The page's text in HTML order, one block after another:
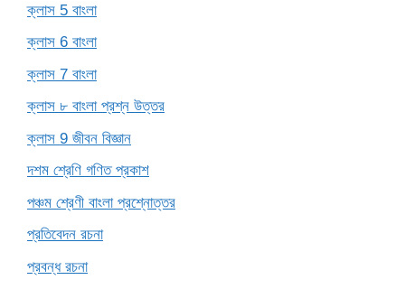
ক্লাস 5 বাংলা
ক্লাস 6 বাংলা
ক্লাস 7 বাংলা
ক্লাস ৮ বাংলা প্রশ্ন উত্তর
ক্লাস 9 জীবন বিজ্ঞান
দশম শ্রেণি গণিত প্রকাশ
পঞ্চম শ্রেণী বাংলা প্রশ্নোত্তর
প্রতিবেদন রচনা
প্রবন্ধ রচনা